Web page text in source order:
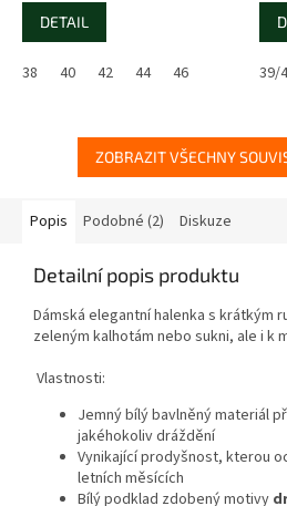
DETAIL
38 40 42 44 46 39/
ZOBRAZIT VŠECHNY
Popis Podobné (2) Diskuze
Detailní popis produktu
Dámská elegantní halenka s krátkým
zeleným kalhotám nebo sukni, ale i k
Vlastnosti:
Jemný bílý bavlněný materiál
jakéhokoliv dráždění
Vynikající prodyšnost, kterou
letních měsících
Bílý podklad zdobený motivy